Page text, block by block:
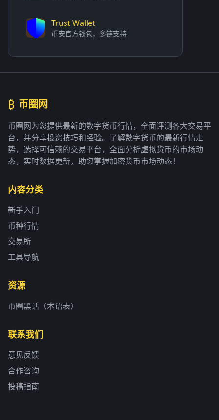
Trust Wallet
币安官方钱包，多链支持
₿ 币圈网
币圈网为您提供最新的数字货币行情，全面评测各大交易平
台，并分享投资技巧和经验。了解数字货币的最新行情走
势，选择可信赖的交易平台，全面分析虚拟货币的市场动
态，实时数据更新，助您掌握加密货币市场动态！
内容分类
新手入门
币种行情
交易所
工具导航
资源
币圈黑话（术语表）
联系我们
意见反馈
合作咨询
投稿指南